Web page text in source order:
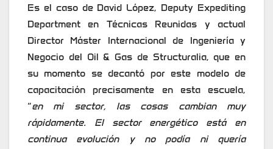
Es el caso de David López, Deputy Expediting
Department en Técnicas Reunidas y actual
Director Máster Internacional de Ingeniería y
Negocio del Oil & Gas de Structuralia, que en
su momento se decantó por este modelo de
capacitación precisamente en esta escuela,
“en mi sector, las cosas cambian muy
rápidamente. El sector energético está en
continua evolución y no podía ni quería